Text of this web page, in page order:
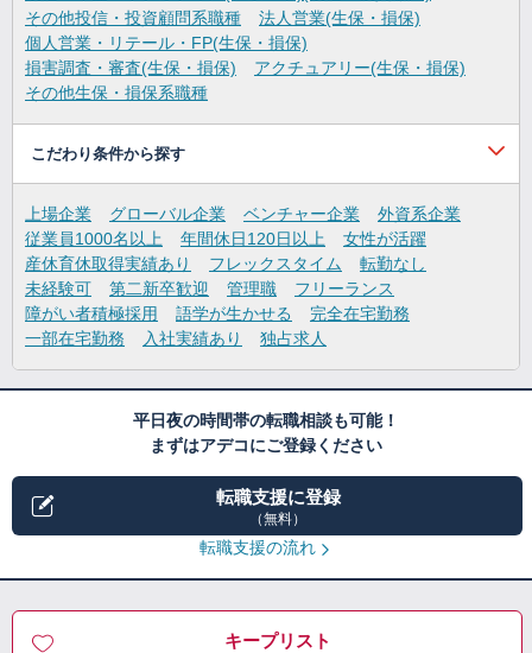
その他投信・投資顧問系職種
法人営業(生保・損保)
個人営業・リテール・FP(生保・損保)
損害調査・審査(生保・損保)
アクチュアリー(生保・損保)
その他生保・損保系職種
こだわり条件から探す
上場企業 グローバル企業 ベンチャー企業
外資系企業
従業員1000名以上
年間休日120日以上
女性が活躍
産休育休取得実績あり
フレックスタイム
転勤なし
未経験可
第二新卒歓迎 管理職
フリーランス
障がい者積極採用
語学が生かせる
完全在宅勤務
一部在宅勤務
入社実績あり 独占求人
平日夜の時間帯の転職相談も可能！
まずはアデコにご登録ください
転職支援に登録
（無料）
転職支援の流れ
キープリスト